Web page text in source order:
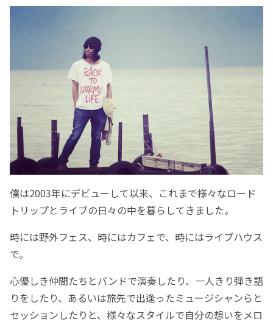
僕は2003年にデビューして以来、これまで様々なロード
トリップとライブの日々の中を暮らしてきました。
時には野外フェス、時にはカフェで、時にはライブハウス
で。
心優しき仲間たちとバンドで演奏したり、一人きり弾き語
りをしたり、あるいは旅先で出逢ったミュージシャンらと
セッションしたりと、様々なスタイルで自分の想いをメロ